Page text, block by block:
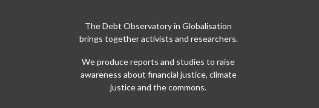
The Debt Observatory in Globalisation
brings together activists and researchers.
We produce reports and studies to raise
awareness about financial justice, climate
justice and the commons.